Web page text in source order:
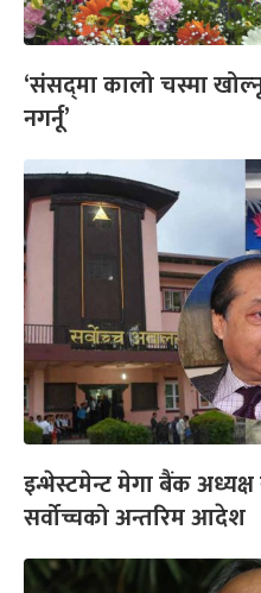
‘संसद्‍मा कालो चस्मा
नगर्नू’
इन्भेस्टमेन्ट मेगा बैंक अध्यक्ष
सर्वोच्चको अन्तरिम आदेश